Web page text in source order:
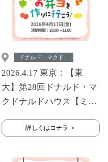
ドナルド・マクド...
2026.4.17 東京：【東
大】第28回ドナルド・マ
クドナルドハウス【ミー
詳しくはコチラ ＞